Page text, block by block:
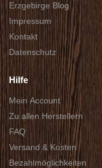
Erzgebirge Blog
Impressum
Kontakt
Datenschutz
Hilfe
Mein Account
Zu allen Herstellern
FAQ
Versand & Kosten
Bezahlmöglichkeiten